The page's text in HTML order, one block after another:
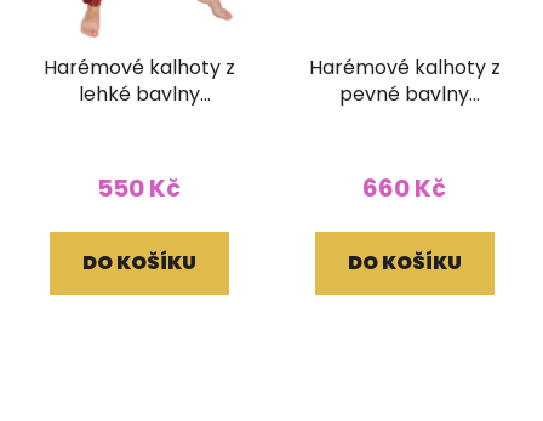
Harémové kalhoty z
lehké bavlny
550 Kč
DO KOŠÍKU
Harémové kalhoty z
pevné bavlny
660 Kč
DO KOŠÍKU